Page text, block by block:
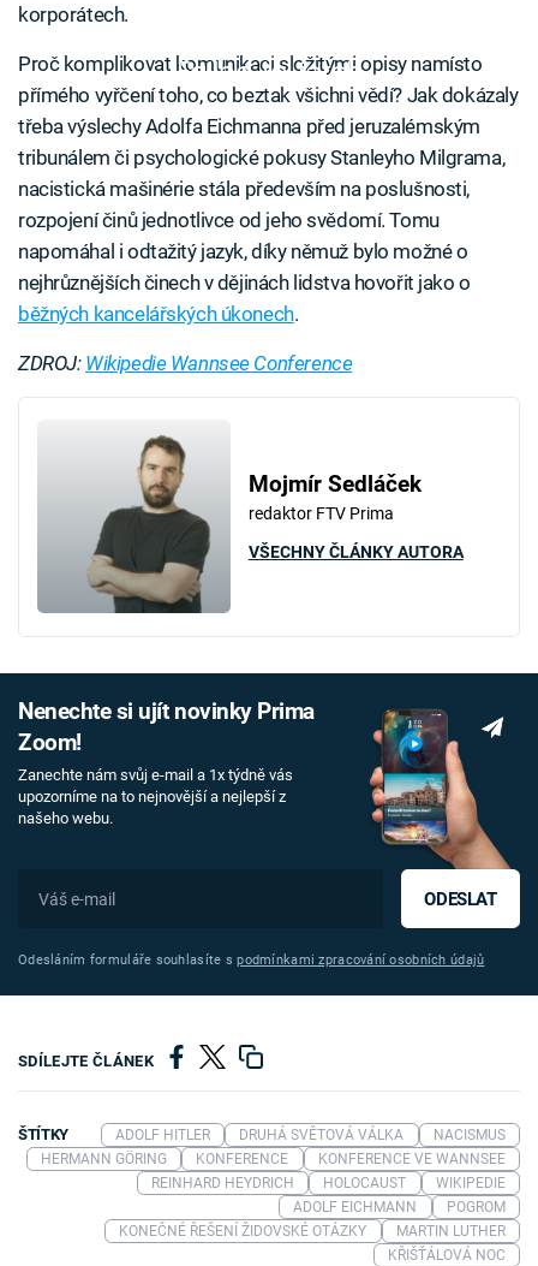
korporátech.
Failed to fetch
Proč komplikovat komunikaci složitými opisy namísto
přímého vyřčení toho, co beztak všichni vědí? Jak dokázaly
třeba výslechy Adolfa Eichmanna před jeruzalémským
tribunálem či psychologické pokusy Stanleyho Milgrama,
nacistická mašinérie stála především na poslušnosti,
rozpojení činů jednotlivce od jeho svědomí. Tomu
napomáhal i odtažitý jazyk, díky němuž bylo možné o
nejhrůznějších činech v dějinách lidstva hovořit jako o
běžných kancelářských úkonech.
ZDROJ: Wikipedie Wannsee Conference
Mojmír Sedláček
redaktor FTV Prima
VŠECHNY ČLÁNKY AUTORA
Nenechte si ujít novinky Prima
Zoom!
Zanechte nám svůj e-mail a 1x týdně vás
upozorníme na to nejnovější a nejlepší z
našeho webu.
ODESLAT
Odesláním formuláře souhlasíte spodmínkami zpracování osobních údajů
SDÍLEJTE ČLÁNEK
ŠTÍTKY ADOLF HITLER DRUHÁ SVĚTOVÁ VÁLKA
NACISMUS
HERMANN GÖRING
KONFERENCE
KONFERENCE VE WANNSEE
REINHARD HEYDRICH
HOLOCAUST
WIKIPEDIE
ADOLF EICHMANN
POGROM
KONEČNÉ ŘEŠENÍ ŽIDOVSKÉ OTÁZKY
MARTIN LUTHER
KŘIŠŤÁLOVÁ NOC